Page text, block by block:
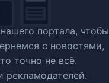
портала, чтобы
c новостями,
точно не всё.
рекламодателей.